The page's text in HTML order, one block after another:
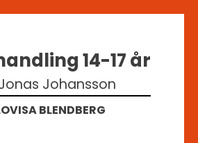
14-17 år
Johansson
BLENDBERG